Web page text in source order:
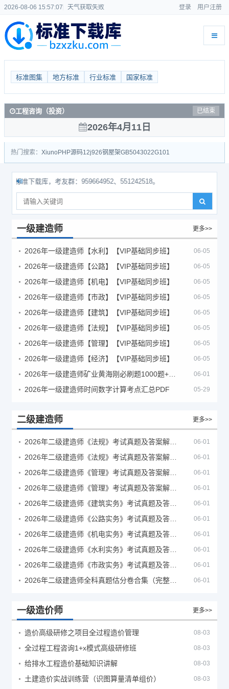
2026-08-06 15:57:07 天气获取失败 登录 用户注册
标准图集 地方标准 行业标准 国家标准
工程咨询（投资） 已结束
2026年4月11日
热门搜索： Xiuno PHP源码12j926钢屋架GB5043022G101
准下载库，考友群：959664952、551242518。
一级建造师 更多>>
2026年一级建造师【水利】【VIP基础同步班】 06-05
2026年一级建造师【公路】【VIP基础同步班】 06-05
2026年一级建造师【机电】【VIP基础同步班】 06-05
2026年一级建造师【市政】【VIP基础同步班】 06-05
2026年一级建造师【建筑】【VIP基础同步班】 06-05
2026年一级建造师【法规】【VIP基础同步班】 06-05
2026年一级建造师【管理】【VIP基础同步班】 06-05
2026年一级建造师【经济】【VIP基础同步班】 06-05
06-01
2026年一级建造师时间数字计算考点汇总PDF 05-29
二级建造师 更多>>
06-01
06-01
06-01
06-01
06-01
06-01
06-01
06-01
06-01
06-01
一级造价师 更多>>
造价高级研修之项目全过程造价管理 08-03
全过程工程咨询1+x模式高级研修班 08-03
给排水工程造价基础知识讲解 08-03
土建造价实战训练营（识图算量清单组价） 08-03